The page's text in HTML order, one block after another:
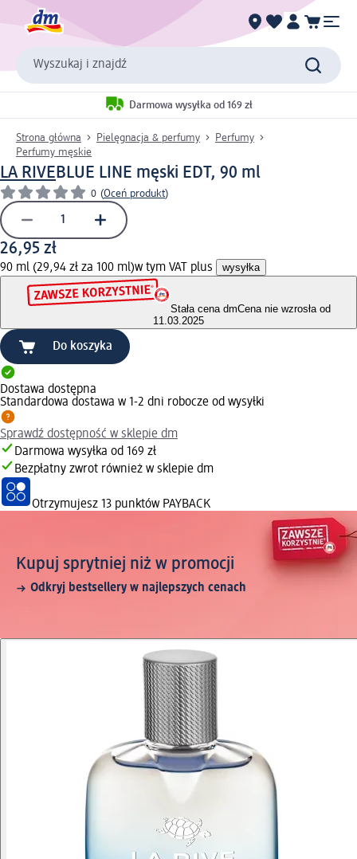
Wyszukaj i znajdź
Darmowa wysyłka od 169 zł
Strona główna Pielęgnacja & perfumy
Perfumy
Perfumy męskie
LA RIVEBLUE LINE męski EDT, 90 ml
0 (Oceń produkt)
26,95 zł
90 ml (29,94 zł za 100 ml)w tym VAT plus wysyłka
Stała cena dmCena nie wzrosła od
11.03.2025
Do koszyka
Dostawa dostępna
Standardowa dostawa w 1-2 dni robocze od wysyłki
Sprawdź dostępność w sklepie dm
Darmowa wysyłka od 169 zł
Bezpłatny zwrot również w sklepie dm
Otrzymujesz 13 punktów PAYBACK
Kupuj sprytniej niż w promocji
Odkryj bestsellery w najlepszych cenach